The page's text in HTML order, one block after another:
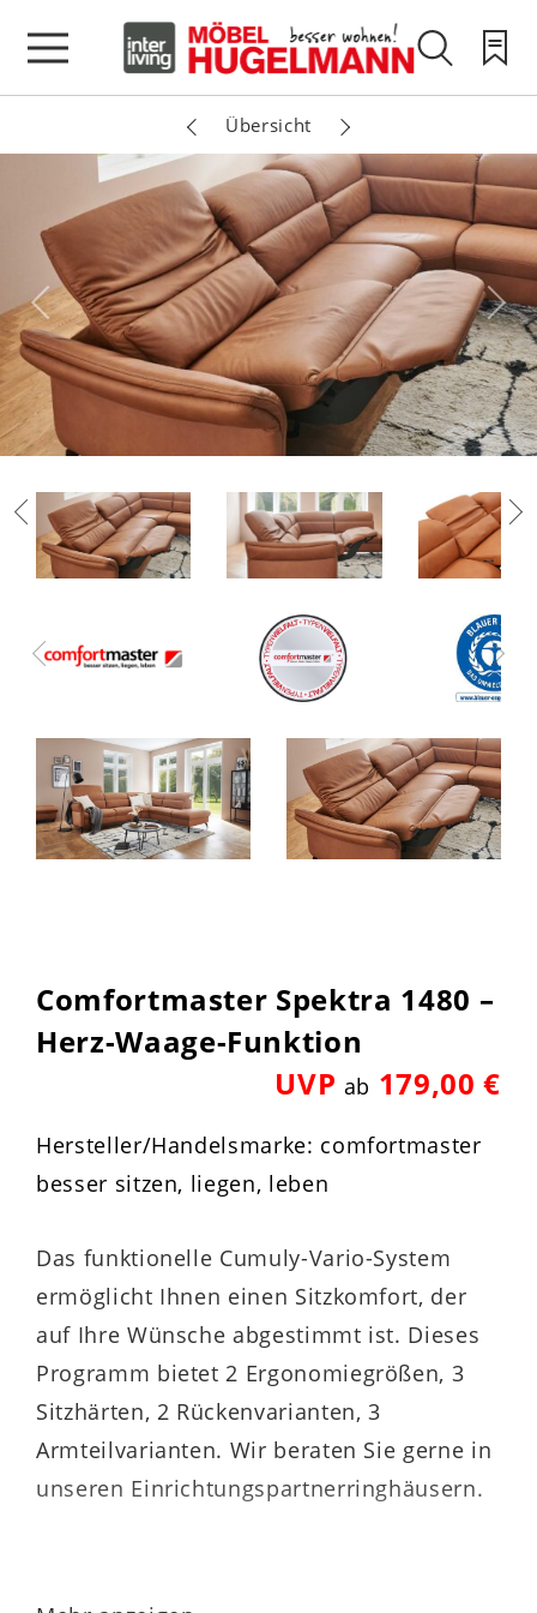
Übersicht
Comfortmaster Spektra 1480 –
Herz-Waage-Funktion
UVP ab 179,00 €
Hersteller/Handelsmarke: comfortmaster
besser sitzen, liegen, leben
Das funktionelle Cumuly-Vario-System
ermöglicht Ihnen einen Sitzkomfort, der
auf Ihre Wünsche abgestimmt ist. Dieses
Programm bietet 2 Ergonomiegrößen, 3
Sitzhärten, 2 Rückenvarianten, 3
Armteilvarianten. Wir beraten Sie gerne in
unseren Einrichtungspartnerringhäusern.